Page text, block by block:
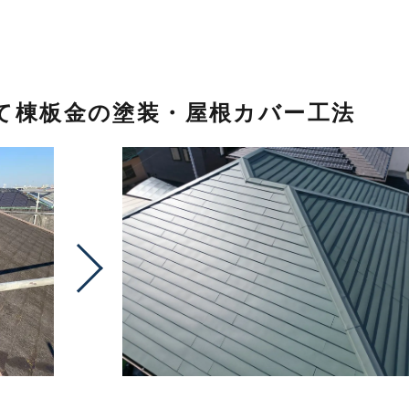
棟板金の塗装・屋根カバー工法